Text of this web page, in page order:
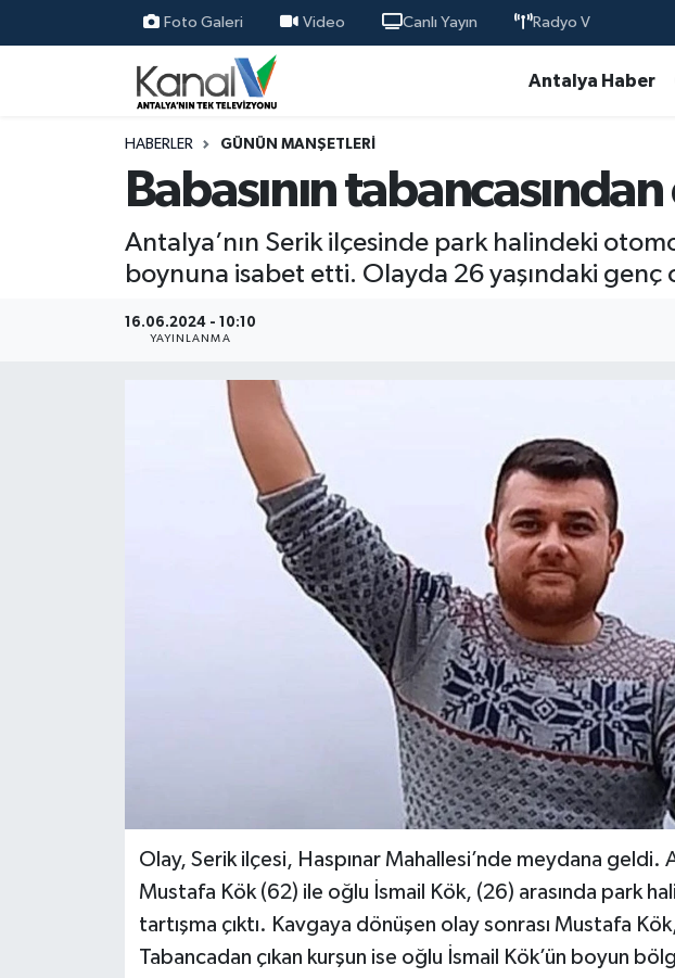
Foto Galeri Video Canlı Yayın Radyo V
Antalya Haber
HABERLER GÜNÜN MANŞETLERI
Babasının
Antalya’nın Serik ilçesinde park halindeki
boynuna isabet etti. Olayda 26 yaşındaki genç
16.06.2024 - 10:10
YAYINLANMA
Olay, Serik ilçesi, Haspınar Mahallesi’nde meydana geldi.
Mustafa Kök (62) ile oğlu İsmail Kök, (26) arasında park
tartışma çıktı. Kavgaya dönüşen olay sonrası Mustafa
Tabancadan çıkan kurşun ise oğlu İsmail Kök’ün boyun
Ana Haber
Antalya Haber
Nöbetçi Eczaneler
Hava Durumu
Trafik Durumu
Süper Lig Puan Durumu ve Fikstür